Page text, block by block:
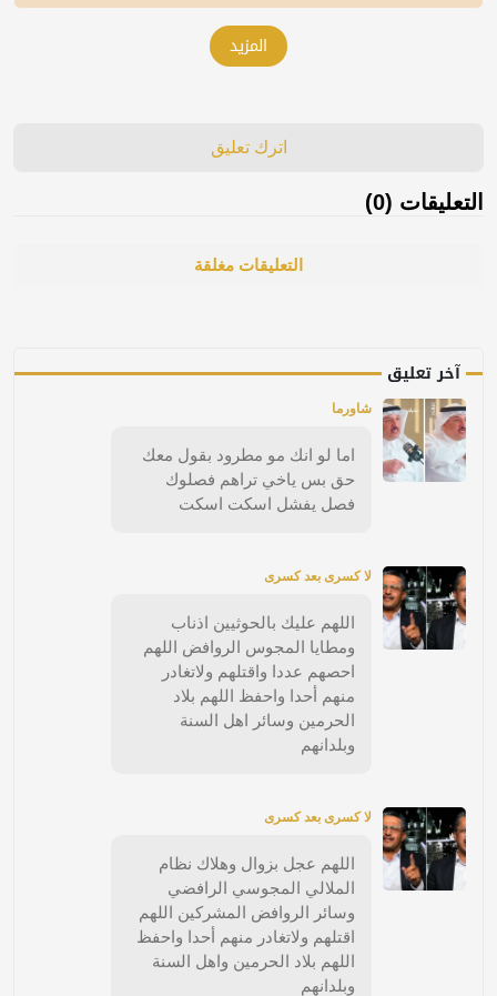
المزيد
اترك تعليق
التعليقات (0)
التعليقات مغلقة
آخر تعليق
شاورما
اما لو انك مو مطرود بقول معك
حق بس ياخي تراهم فصلوك
فصل يفشل اسكت اسكت
لا كسرى بعد كسرى
اللهم عليك بالحوثيين اذناب
ومطايا المجوس الروافض اللهم
احصهم عددا واقتلهم ولاتغادر
منهم أحدا واحفظ اللهم بلاد
الحرمين وسائر اهل السنة
وبلدانهم
لا كسرى بعد كسرى
اللهم عجل بزوال وهلاك نظام
الملالي المجوسي الرافضي
وسائر الروافض المشركين اللهم
اقتلهم ولاتغادر منهم أحدا واحفظ
اللهم بلاد الحرمين واهل السنة
وبلدانهم